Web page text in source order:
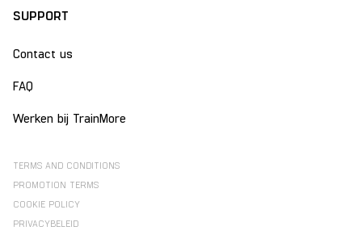
SUPPORT
Contact us
FAQ
Werken bij TrainMore
TERMS AND CONDITIONS
PROMOTION TERMS
COOKIE POLICY
PRIVACYBELEID